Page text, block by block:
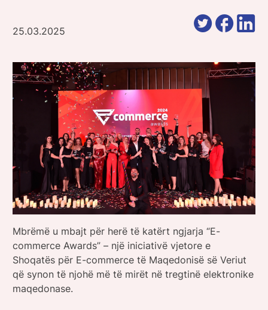
25.03.2025
Mbrëmë u mbajt për herë të katërt ngjarja “E-
commerce Awards” – një iniciativë vjetore e
Shoqatës për E-commerce të Maqedonisë së Veriut
që synon të njohë më të mirët në tregtinë elektronike
maqedonase.